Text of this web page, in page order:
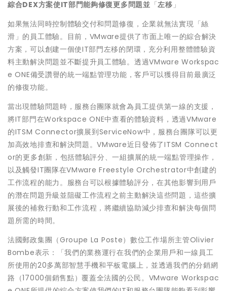
綜合DEX方案使IT部門能夠修復更多問題並 「左移」
如果無法同時控制體驗交付和問題修復，企業就無法實現「絲
滑」的員工體驗。目前，VMware提供了市面上唯一的綜合解決
方案，可以創建一個使IT部門左移的閉環，充分利用整體體驗資
料主動解決問題並不斷提升員工體驗。透過VMware Workspac
e ONE備受讚譽的統一端點管理功能，客戶可以獲得目前最廣泛
的修復功能。
當出現體驗問題時，服務台團隊就會為員工提供第一線的支援，
將IT部門在Workspace ONE中查看的體驗資料，透過VMware
的ITSM Connector擴展到ServiceNow中，服務台團隊可以更
加高效地排查和解決問題。VMware近日發佈了ITSM Connect
or的更多創新，包括體驗評分、一組擴展的統一端點管理操作，
以及觸發IT團隊在VMware Freestyle Orchestrator中創建的
工作流程的能力。服務台可以根據體驗評分，在其他影響到用戶
的潛在問題升級並阻礙工作流程之前主動解決這些問題，這些擴
展後的補救行動和工作流程，將繼續協助減少排查和解決每個問
題所需的時間。
法國郵政集團（Groupe La Poste）數位工作場所主管Olivier
Bombe表示：「我們的業務運行在我們的企業用戶和一線員工
所使用的20多萬部智慧手機和平板電腦上，並透過我們的分銷網
路（17000個銷售點）覆蓋全法國的公民。VMware Workspac